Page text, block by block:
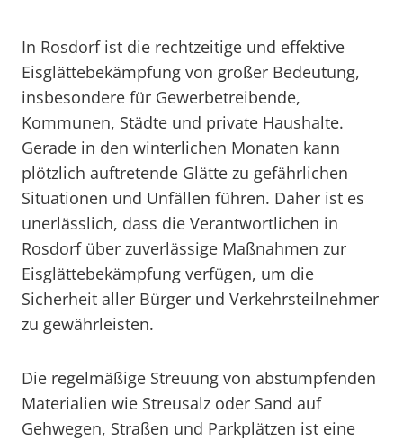
In Rosdorf ist die rechtzeitige und effektive
Eisglättebekämpfung von großer Bedeutung,
insbesondere für Gewerbetreibende,
Kommunen, Städte und private Haushalte.
Gerade in den winterlichen Monaten kann
plötzlich auftretende Glätte zu gefährlichen
Situationen und Unfällen führen. Daher ist es
unerlässlich, dass die Verantwortlichen in
Rosdorf über zuverlässige Maßnahmen zur
Eisglättebekämpfung verfügen, um die
Sicherheit aller Bürger und Verkehrsteilnehmer
zu gewährleisten.
Die regelmäßige Streuung von abstumpfenden
Materialien wie Streusalz oder Sand auf
Gehwegen, Straßen und Parkplätzen ist eine